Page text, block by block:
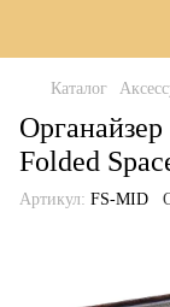
Каталог
Folded
Артикул: FS-MID